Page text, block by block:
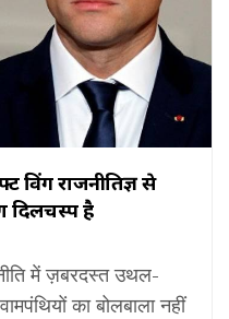
राजनीतिज्ञ से
दिलचस्प है
में ज़बरदस्त उथल-
का बोलबाला नहीं